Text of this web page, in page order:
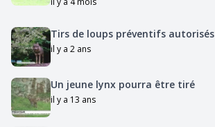
Tirs de loups préventifs autorisés
il y a 2 ans
Un jeune lynx pourra être tiré
il y a 13 ans